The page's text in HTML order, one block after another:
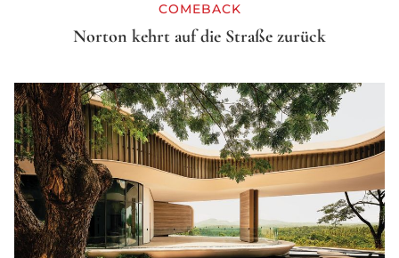
COMEBACK
Norton kehrt auf die Straße zurück